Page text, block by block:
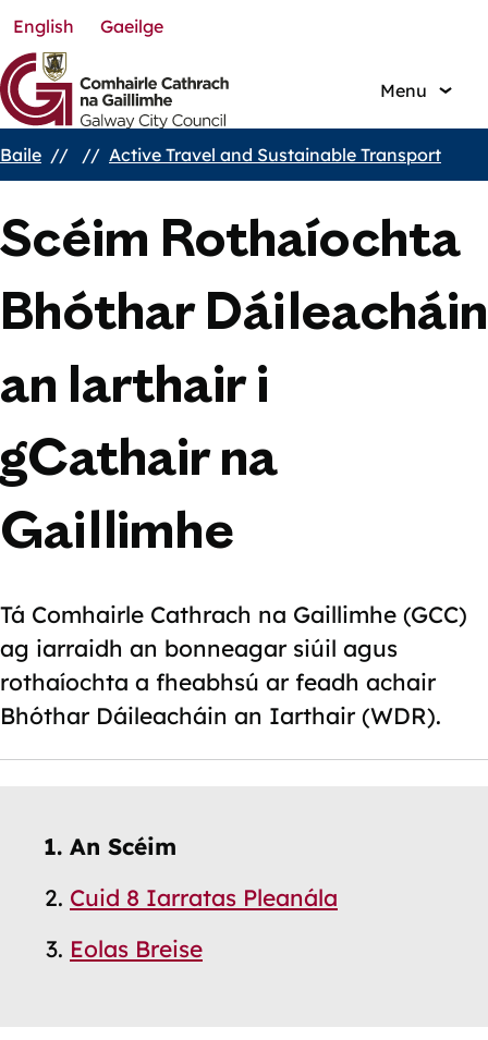
Skip
to
main
content
English Gaeilge
Menu
Breadcrumbs
Baile Active Travel and Sustainable Transport
Scéim Rothaíochta
Bhóthar Dáileacháin
an Iarthair i
gCathair na
Gaillimhe
Tá Comhairle Cathrach na Gaillimhe (GCC)
ag iarraidh an bonneagar siúil agus
rothaíochta a fheabhsú ar feadh achair
Bhóthar Dáileacháin an Iarthair (WDR).
Navigation
NavigationAn Scéim
Cuid 8 Iarratas Pleanála
Eolas Breise